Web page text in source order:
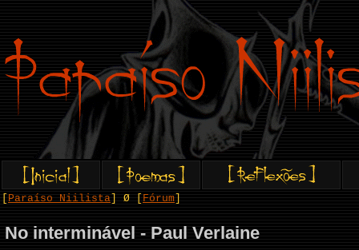
Paraíso Niilista ] Ø [ Fórum
No interminável - Paul Verlaine